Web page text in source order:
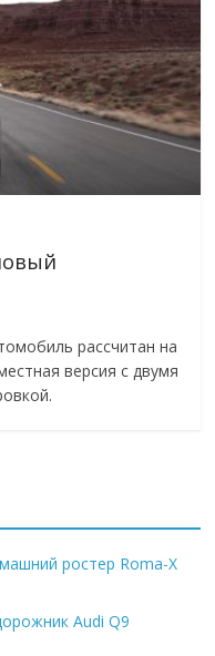
рассчитан на
версия с двумя
ростер Roma-X
Audi Q9